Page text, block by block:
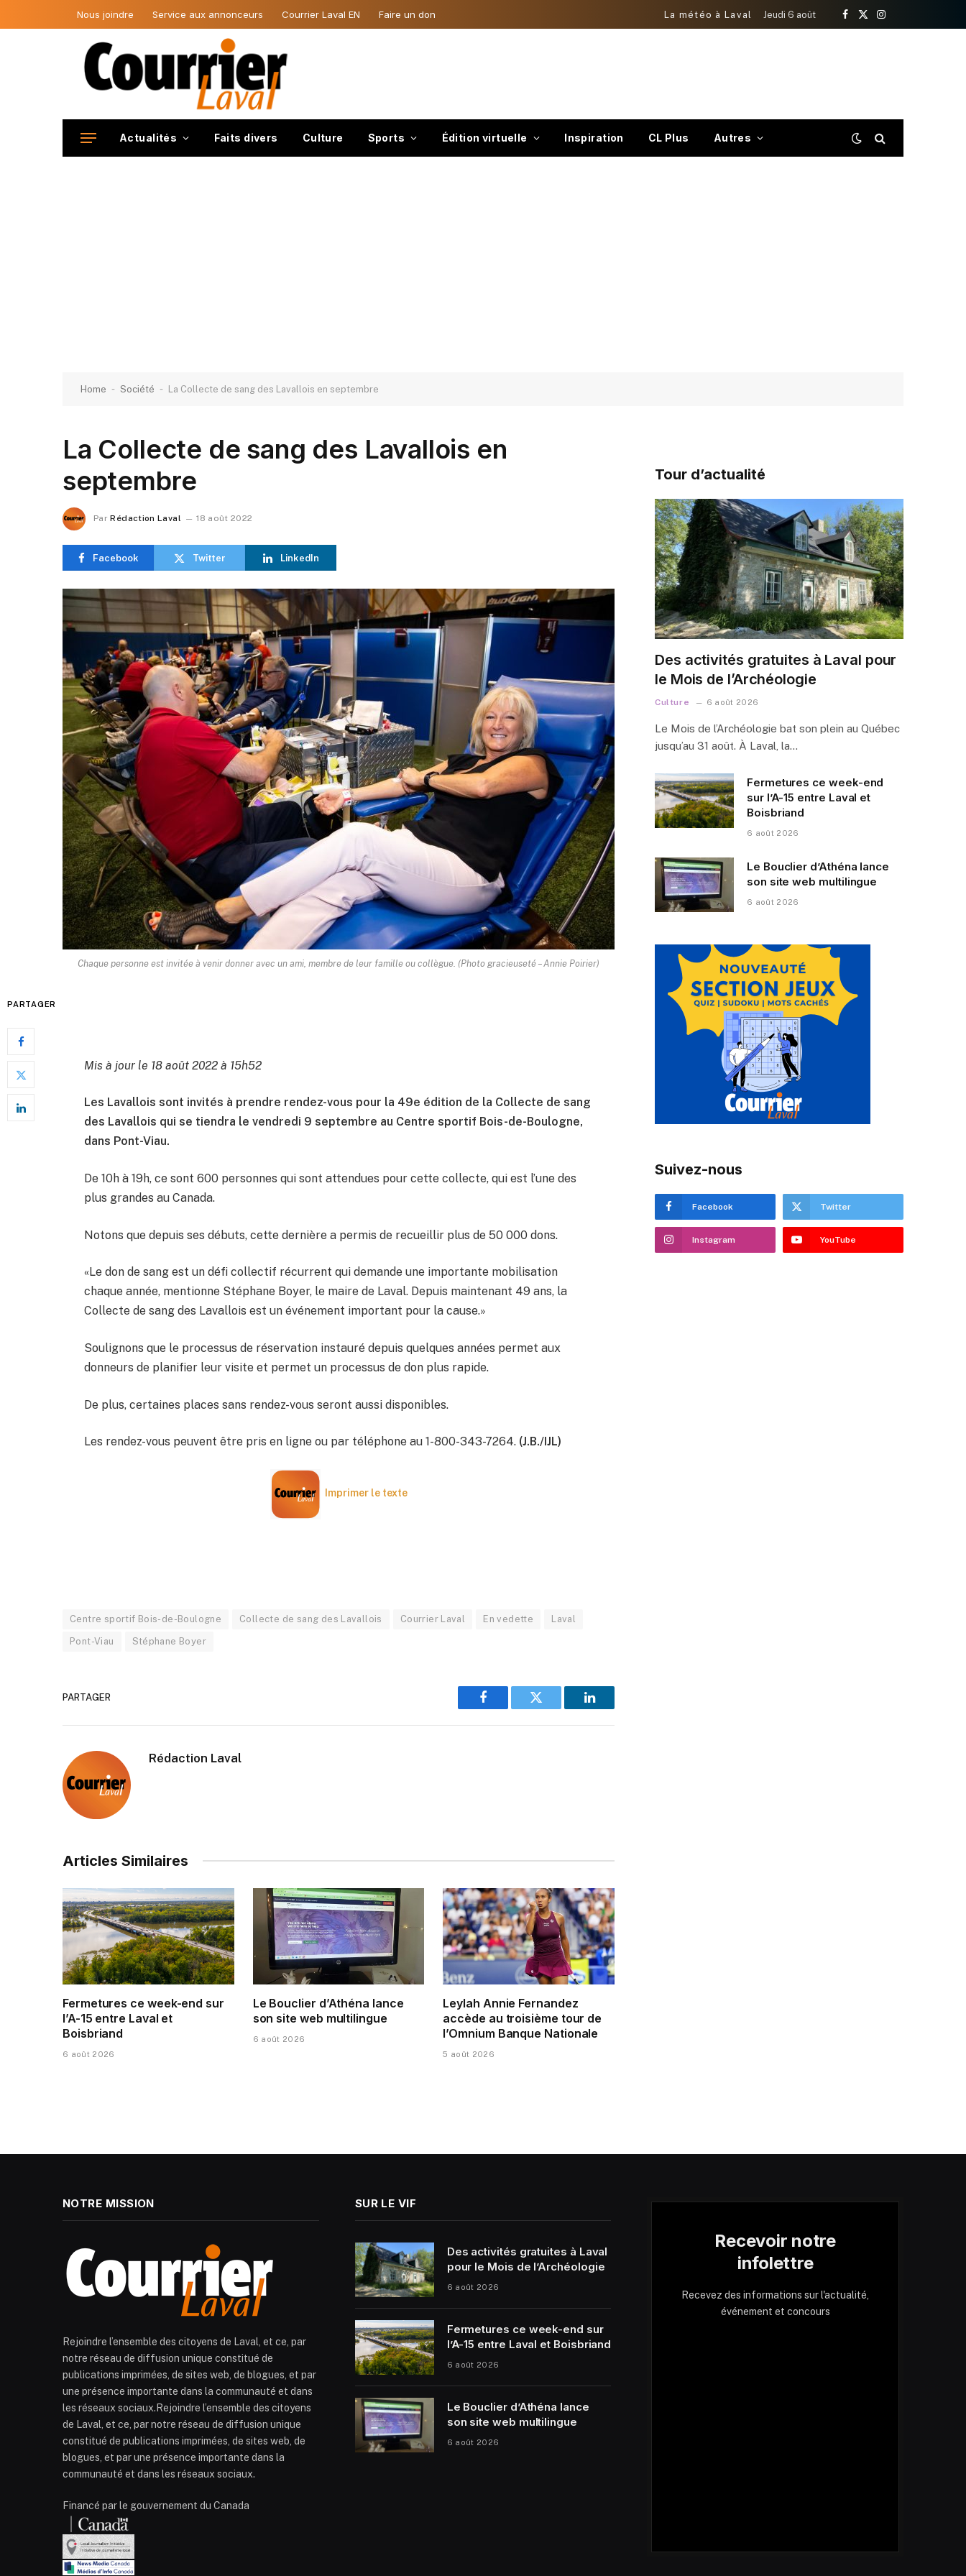
Nous joindre Service aux annonceurs Courrier Laval EN Faire un don La météo à Laval Jeudi 6 août
Facebook
X
Instagram
Actualités Faits divers Culture Sports Édition virtuelle Inspiration CL Plus Autres
Home - Société - La Collecte de sang des Lavallois en septembre
La Collecte de sang des Lavallois en
septembre
Par Rédaction Laval 18 août 2022
Facebook Twitter LinkedIn
Chaque personne est invitée à venir donner avec un ami, membre de leur famille ou collègue. (Photo gracieuseté – Annie Poirier)
PARTAGER
Mis à jour le 18 août 2022 à 15h52
Les Lavallois sont invités à prendre rendez-vous pour la 49e édition de la Collecte de sang
des Lavallois qui se tiendra le vendredi 9 septembre au Centre sportif Bois-de-Boulogne,
dans Pont-Viau.
De 10h à 19h, ce sont 600 personnes qui sont attendues pour cette collecte, qui est l’une des
plus grandes au Canada.
Notons que depuis ses débuts, cette dernière a permis de recueillir plus de 50 000 dons.
«Le don de sang est un défi collectif récurrent qui demande une importante mobilisation
chaque année, mentionne Stéphane Boyer, le maire de Laval. Depuis maintenant 49 ans, la
Collecte de sang des Lavallois est un événement important pour la cause.»
Soulignons que le processus de réservation instauré depuis quelques années permet aux
donneurs de planifier leur visite et permet un processus de don plus rapide.
De plus, certaines places sans rendez-vous seront aussi disponibles.
Les rendez-vous peuvent être pris en ligne ou par téléphone au 1-800-343-7264. (J.B./IJL)
Imprimer le texte
Centre sportif Bois-de-Boulogne Collecte de sang des Lavallois Courrier Laval En vedette Laval
Pont-Viau Stéphane Boyer
PARTAGER
Facebook Twitter LinkedIn
Rédaction Laval
Articles Similaires
Fermetures ce week-end sur
l’A-15 entre Laval et
Boisbriand
6 août 2026
Le Bouclier d’Athéna lance
son site web multilingue
6 août 2026
Leylah Annie Fernandez
accède au troisième tour de
l’Omnium Banque Nationale
5 août 2026
Tour d’actualité
Des activités gratuites à Laval pour
le Mois de l’Archéologie
Culture 6 août 2026
Le Mois de l’Archéologie bat son plein au Québec
jusqu’au 31 août. À Laval, la…
Fermetures ce week-end
sur l’A-15 entre Laval et
Boisbriand
6 août 2026
Le Bouclier d’Athéna lance
son site web multilingue
6 août 2026
Suivez-nous
Facebook Twitter
Instagram YouTube
NOTRE MISSION
Rejoindre l’ensemble des citoyens de Laval, et ce, par
notre réseau de diffusion unique constitué de
publications imprimées, de sites web, de blogues, et par
une présence importante dans la communauté et dans
les réseaux sociaux.Rejoindre l’ensemble des citoyens
de Laval, et ce, par notre réseau de diffusion unique
constitué de publications imprimées, de sites web, de
blogues, et par une présence importante dans la
communauté et dans les réseaux sociaux.
Financé par le gouvernement du Canada
SUR LE VIF
Des activités gratuites à Laval
pour le Mois de l’Archéologie
6 août 2026
Fermetures ce week-end sur
l’A-15 entre Laval et Boisbriand
6 août 2026
Le Bouclier d’Athéna lance
son site web multilingue
6 août 2026
Recevoir notre
infolettre
Recevez des informations sur l'actualité,
événement et concours